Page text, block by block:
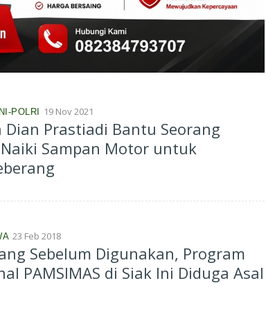
POLRI 19 Nov 2021
Dian Prastiadi Bantu Seorang
Sampan Motor untuk
23 Feb 2018
Sebelum Digunakan, Program
PAMSIMAS di Siak Ini Diduga Asal